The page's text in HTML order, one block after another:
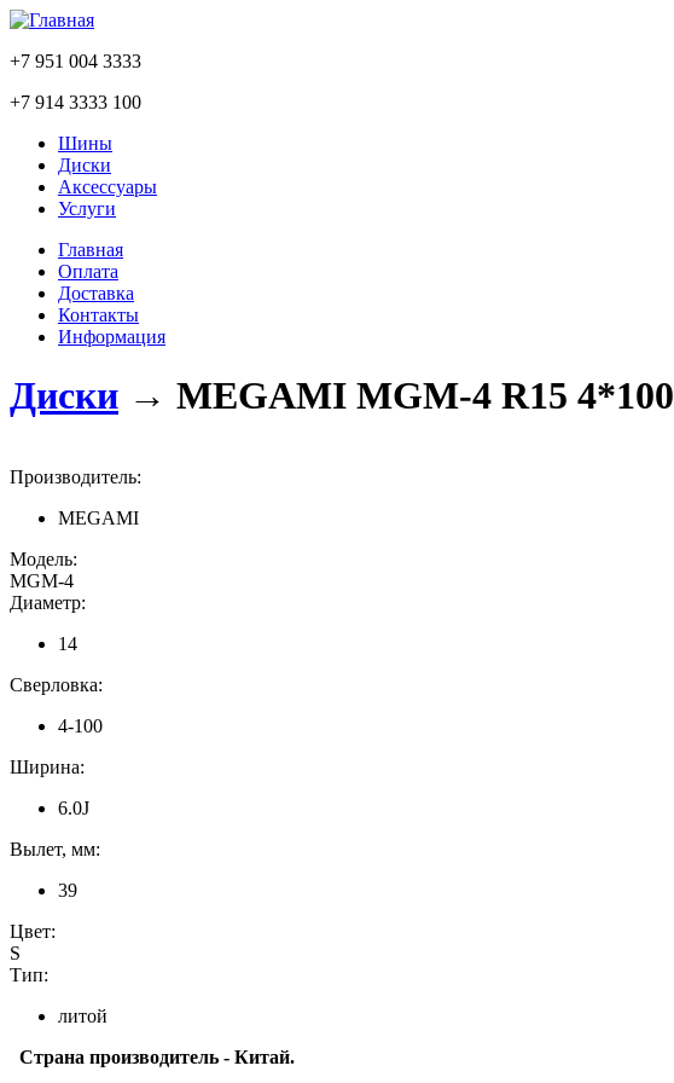
+7 951 004 3333
+7 914 3333 100
Шины
Диски
Аксессуары
Услуги
Главная
Оплата
Доставка
Контакты
Информация
Диски → MEGAMI MGM-4 R15 4*100
Производитель:
MEGAMI
Модель:
MGM-4
Диаметр:
14
Сверловка:
4-100
Ширина:
6.0J
Вылет, мм:
39
Цвет:
S
Тип:
литой
Страна производитель - Китай.